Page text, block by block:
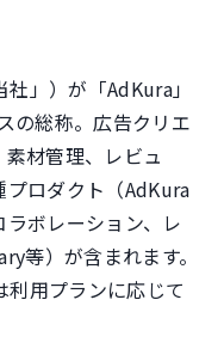
」）が「AdKura」
の総称。広告クリエ
材管理、レビュ
ロダクト（AdKura
ボレーション、レ
等）が含まれます。
用プランに応じて